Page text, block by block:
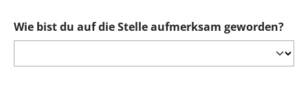
Wie bist du auf die Stelle aufmerksam geworden?